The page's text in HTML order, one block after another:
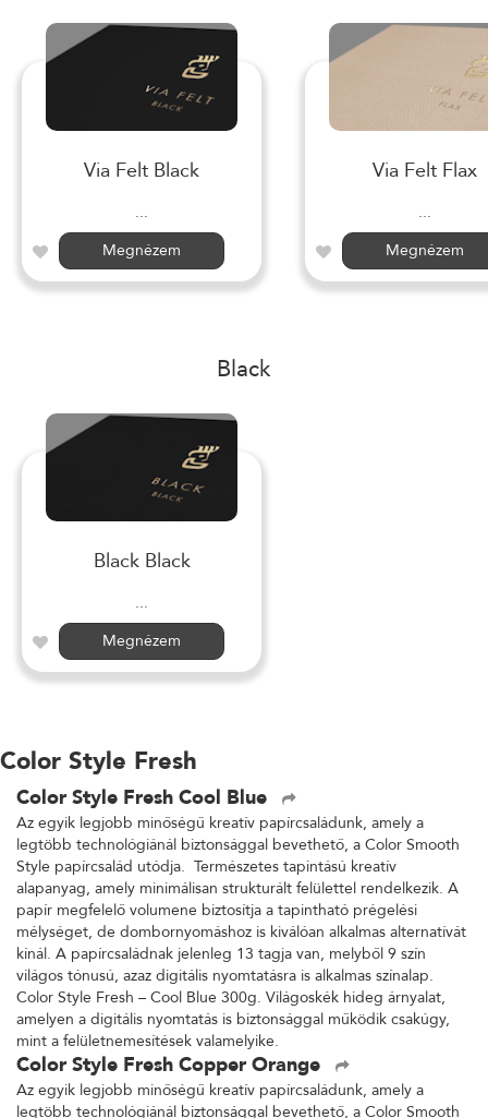
Via Felt Black
...
Megnézem
Via Felt Flax
...
Megnézem
Black
Black Black
...
Megnézem
Color Style Fresh
Color Style Fresh Cool Blue
Az egyik legjobb minőségű kreatív papírcsaládunk, amely a
legtöbb technológiánál biztonsággal bevethető, a Color Smooth
Style papírcsalád utódja. Természetes tapintású kreatív
alapanyag, amely minimálisan strukturált felülettel rendelkezik. A
papír megfelelő volumene biztosítja a tapintható prégelési
mélységet, de dombornyomáshoz is kiválóan alkalmas alternatívát
kínál. A papírcsaládnak jelenleg 13 tagja van, melyből 9 szín
világos tónusú, azaz digitális nyomtatásra is alkalmas színalap.
Color Style Fresh – Cool Blue 300g. Világoskék hideg árnyalat,
amelyen a digitális nyomtatás is biztonsággal működik csakúgy,
mint a felületnemesítések valamelyike.
Color Style Fresh Copper Orange
Az egyik legjobb minőségű kreatív papírcsaládunk, amely a
legtöbb technológiánál biztonsággal bevethető, a Color Smooth